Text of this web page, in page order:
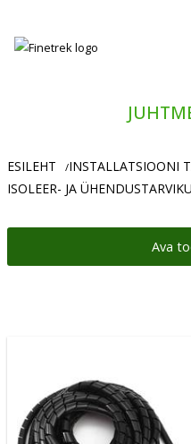
Usaldusväärne
ESILEHT /INSTALLATSIOONI
ISOLEER- JA
Ava